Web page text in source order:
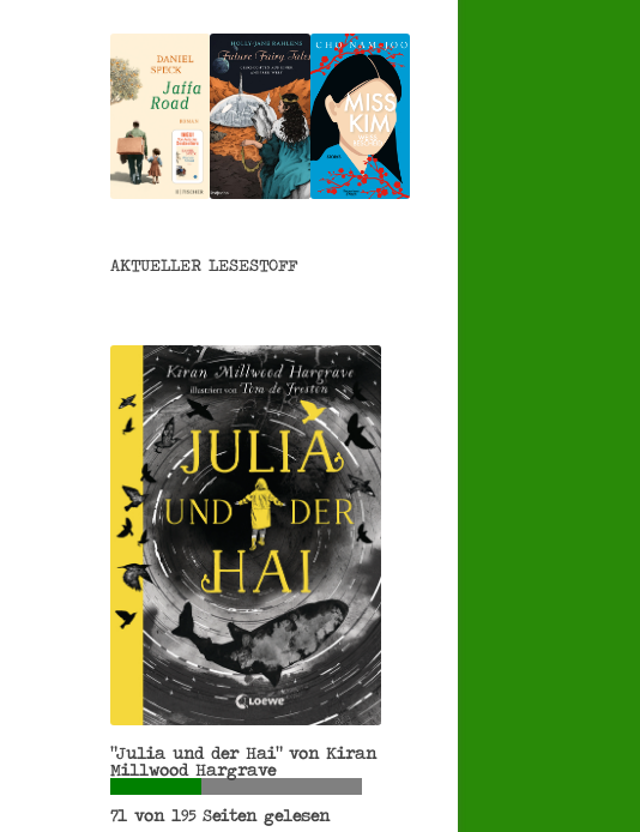
AKTUELLER LESESTOFF
"Julia und der Hai" von Kiran
Millwood Hargrave
71 von 195 Seiten gelesen